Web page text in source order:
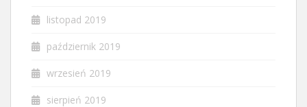
listopad 2019
październik 2019
wrzesień 2019
sierpień 2019